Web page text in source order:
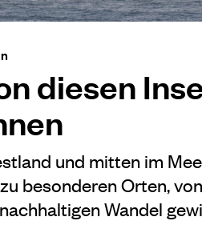
diesen
und mitten im
besonderen Orten,
Wandel